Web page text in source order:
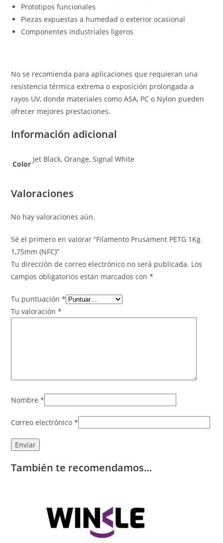
Prototipos funcionales
Piezas expuestas a humedad o exterior ocasional
Componentes industriales ligeros
No se recomienda para aplicaciones que requieran una
resistencia térmica extrema o exposición prolongada a
rayos UV, donde materiales como ASA, PC o Nylon pueden
ofrecer mejores prestaciones.
Información adicional
Color
Jet Black, Orange, Signal White
Valoraciones
No hay valoraciones aún.
Sé el primero en valorar “Filamento Prusament PETG 1Kg
1,75mm (NFC)”
Tu dirección de correo electrónico no será publicada. Los
campos obligatorios están marcados con*
Tu puntuación*
Tu valoración*
Nombre*
Correo electrónico*
También te recomendamos…